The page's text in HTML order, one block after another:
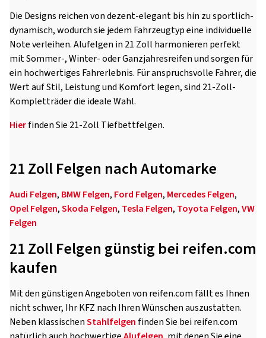
Die Designs reichen von dezent-elegant bis hin zu sportlich-
dynamisch, wodurch sie jedem Fahrzeugtyp eine individuelle
Note verleihen. Alufelgen in 21 Zoll harmonieren perfekt
mit Sommer-, Winter- oder Ganzjahresreifen und sorgen für
ein hochwertiges Fahrerlebnis. Für anspruchsvolle Fahrer, die
Wert auf Stil, Leistung und Komfort legen, sind 21-Zoll-
Kompletträder die ideale Wahl.
Hierfinden Sie 21-Zoll Tiefbettfelgen.
21 Zoll Felgen nach Automarke
Audi Felgen, BMW Felgen, Ford Felgen, Mercedes Felgen,
Opel Felgen,Skoda Felgen, Tesla Felgen, Toyota Felgen,VW
Felgen
21 Zoll Felgen günstig bei reifen.com
kaufen
Mit den günstigen Angeboten von reifen.com fällt es Ihnen
nicht schwer, Ihr KFZ nach Ihren Wünschen auszustatten.
Neben klassischenStahlfelgen finden Sie bei reifen.com